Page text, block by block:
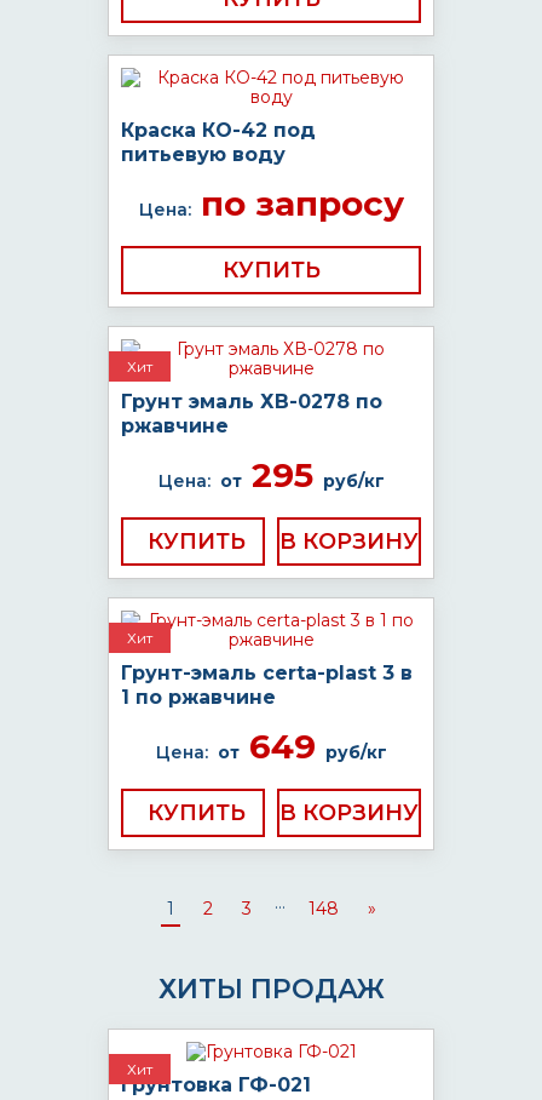
Краска КО-42 под
питьевую воду
Цена:по запросу
КУПИТЬ
Хит
Грунт эмаль ХВ-0278 по
ржавчине
Цена: от295 руб/кг
КУПИТЬ
Хит
Грунт-эмаль certa-plast 3 в
1 по ржавчине
Цена: от649 руб/кг
КУПИТЬ
1 2 3 ... 148 »
ХИТЫ ПРОДАЖ
Хит
Грунтовка ГФ-021